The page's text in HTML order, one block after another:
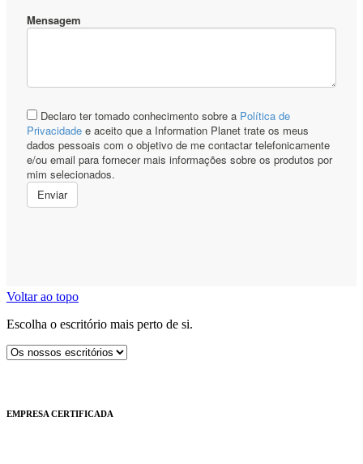
Voltar ao topo
Escolha o escritório mais perto de si.
EMPRESA CERTIFICADA